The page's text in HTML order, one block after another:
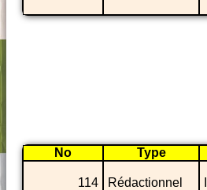
No Type
114 Rédactionnel